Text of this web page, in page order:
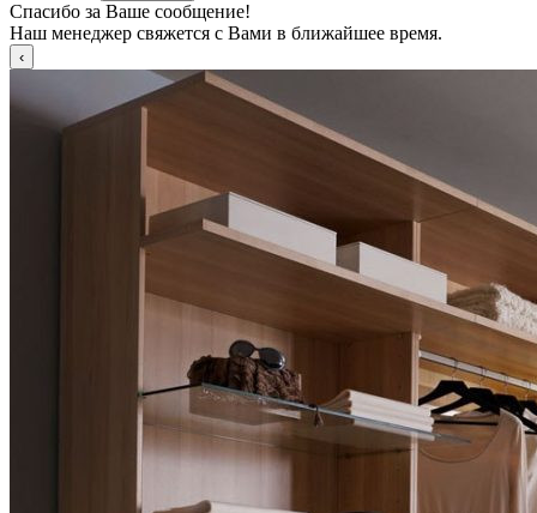
Спасибо за Ваше сообщение!
Наш менеджер свяжется с Вами в ближайшее время.